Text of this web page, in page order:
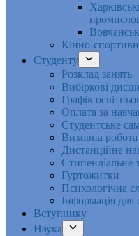
Кінно-
Студенту
Розклад занять
Вибіркові
Графік
Оплата за
Студентське
Виховна робота
Дистанційне
Стипендіальне
Гуртожитки
Психологічна
Інформація для
Вступнику
Наука